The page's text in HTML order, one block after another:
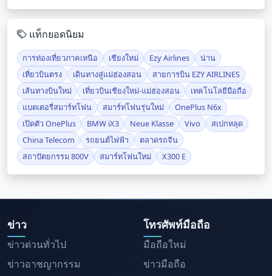
แท็กยอดนิยม
การท่องเที่ยวภาคเหนือ เชียงใหม่ Ezy Airlines
น่าน
เที่ยวบินตรง
เดินทางสู่แม่ฮ่องสอน
สายการบิน EZY AIRLINES
เส้นทางบินใหม่
เที่ยวบินเชียงใหม่-แม่ฮ่องสอน
เทคโนโลยีมือถือ
แบตเตอรี่สมาร์ทโฟน
สมาร์ทโฟนรุ่นใหม่
OnePlus N6x
เปิดตัว OnePlus
BMW iX3 Neue Klasse Vivo
สเปกหลุด
China Telecom
รถยนต์ไฟฟ้า
ตลาดรถจีน
สถาปัตยกรรม 800V
สมาร์ทโฟนใหม่ X300 E
ข่าว
ข่าวด่วนทั่วไป
ข่าวอาชญากรรม
โทรศัพท์มือถือ
มือถือใหม่
ข่าวมือถือ